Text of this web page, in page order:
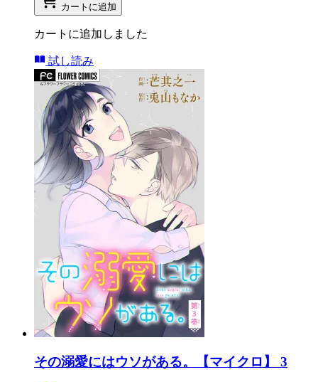
カートに追加
カートに追加しました
試し読み
その溺愛にはウソがある。【マイクロ】 3